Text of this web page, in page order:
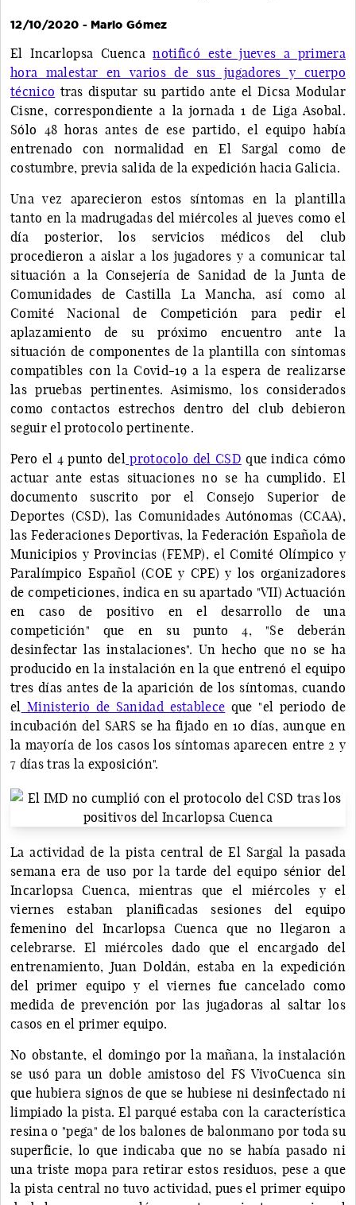
12/10/2020 - Mario Gómez
El Incarlopsa Cuencanotificó este jueves a primera
hora malestar en varios de sus jugadores y cuerpo
técnico tras disputar su partido ante el Dicsa Modular
Cisne, correspondiente a la jornada 1 de Liga Asobal.
Sólo 48 horas antes de ese partido, el equipo había
entrenado con normalidad en El Sargal como de
costumbre, previa salida de la expedición hacia Galicia.
Una vez aparecieron estos síntomas en la plantilla
tanto en la madrugadas del miércoles al jueves como el
día posterior, los servicios médicos del club
procedieron a aislar a los jugadores y a comunicar tal
situación a la Consejería de Sanidad de la Junta de
Comunidades de Castilla La Mancha, así como al
Comité Nacional de Competición para pedir el
aplazamiento de su próximo encuentro ante la
situación de componentes de la plantilla con síntomas
compatibles con la Covid-19 a la espera de realizarse
las pruebas pertinentes. Asimismo, los considerados
como contactos estrechos dentro del club debieron
seguir el protocolo pertinente.
Pero el 4 punto del protocolo del CSD que indica cómo
actuar ante estas situaciones no se ha cumplido. El
documento suscrito por el Consejo Superior de
Deportes (CSD), las Comunidades Autónomas (CCAA),
las Federaciones Deportivas, la Federación Española de
Municipios y Provincias (FEMP), el Comité Olímpico y
Paralímpico Español (COE y CPE) y los organizadores
de competiciones, indica en su apartado "VII) Actuación
en caso de positivo en el desarrollo de una
competición" que en su punto 4, "Se deberán
desinfectar las instalaciones". Un hecho que no se ha
producido en la instalación en la que entrenó el equipo
tres días antes de la aparición de los síntomas, cuando
el Ministerio de Sanidad establece que "el periodo de
incubación del SARS se ha fijado en 10 días, aunque en
la mayoría de los casos los síntomas aparecen entre 2 y
7 días tras la exposición".
La actividad de la pista central de El Sargal la pasada
semana era de uso por la tarde del equipo sénior del
Incarlopsa Cuenca, mientras que el miércoles y el
viernes estaban planificadas sesiones del equipo
femenino del Incarlopsa Cuenca que no llegaron a
celebrarse. El miércoles dado que el encargado del
entrenamiento, Juan Doldán, estaba en la expedición
del primer equipo y el viernes fue cancelado como
medida de prevención por las jugadoras al saltar los
casos en el primer equipo.
No obstante, el domingo por la mañana, la instalación
se usó para un doble amistoso del FS VivoCuenca sin
que hubiera signos de que se hubiese ni desinfectado ni
limpiado la pista. El parqué estaba con la característica
resina o "pega" de los balones de balonmano por toda su
superficie, lo que indicaba que no se había pasado ni
una triste mopa para retirar estos residuos, pese a que
la pista central no tuvo actividad, pues el primer equipo